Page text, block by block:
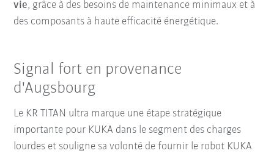
vie, grâce à des besoins de maintenance minimaux et à
des composants à haute efficacité énergétique.
Signal fort en provenance
d'Augsbourg
Le KR TITAN ultra marque une étape stratégique
importante pour KUKA dans le segment des charges
lourdes et souligne sa volonté de fournir le robot KUKA